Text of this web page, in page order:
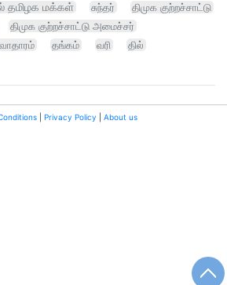
தமிழக மக்கள்
சுந்தர்
திமுக குற்றச்சாட்டு
திமுக குற்றச்சாட்டு அமைச்சர்
தங்கம் வரி தில்
| Privacy Policy About us